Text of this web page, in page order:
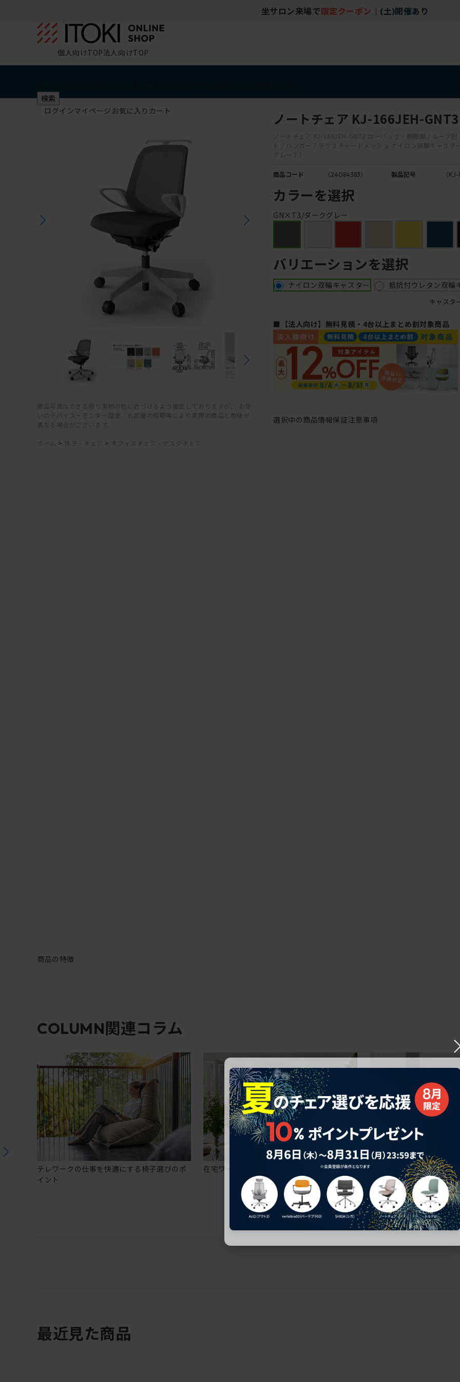
坐サロン来場で 限定クーポン (土)開催あり
個人向けTOP法人向けTOP
検索
ログインマイページ お気に入り カート
商品写真はできる限り実物の色に近づけるよう徹底しておりますが、 お使
いのデバイス・モニター設定、お部屋の照明等により実際の商品と色味が
異なる場合がございます。
ホーム > 椅子・チェア > オフィスチェア・デスクチェア
ノートチェア KJ-166JEH-GNT3
ノートチェア KJ-166JEH-GNT3 ローバック / 樹脂脚 / ループ
ト / ハンガー / テクスチャードメッシュ ナイロン双輪キャス
グレーＴ］
商品コード （24084383） 製品記号 （
カラーを選択
GN×T3/ダークグレー
バリエーションを選択
ナイロン双輪キャスター 抵抗付ウレタン双輪
キャスタ
■【法人向け】無料見積・4台以上まとめ割対象商品
選択中の商品情報保証注意事項
商品の特徴
COLUMN関連コラム
テレワークの仕事を快適にする椅子選びのポ
イント
在宅ワークにおすすめのオフィスチェア5選
椅子に座っているのに疲
疲れにくいチェアの選び方
最近見た商品